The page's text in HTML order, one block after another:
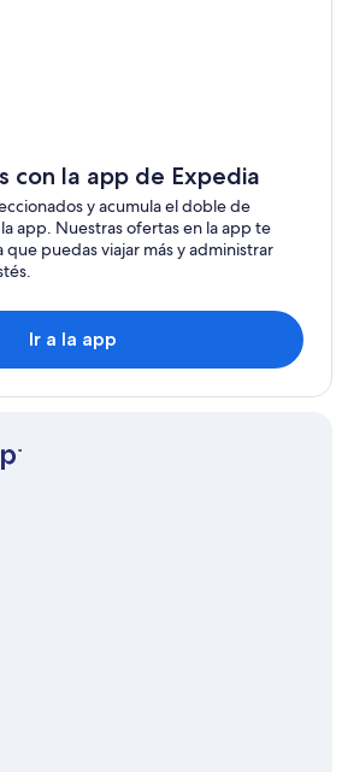
con la app de Expedia
y acumula el doble de
app. Nuestras ofertas en la app te
que puedas viajar más y administrar
Ir a la app